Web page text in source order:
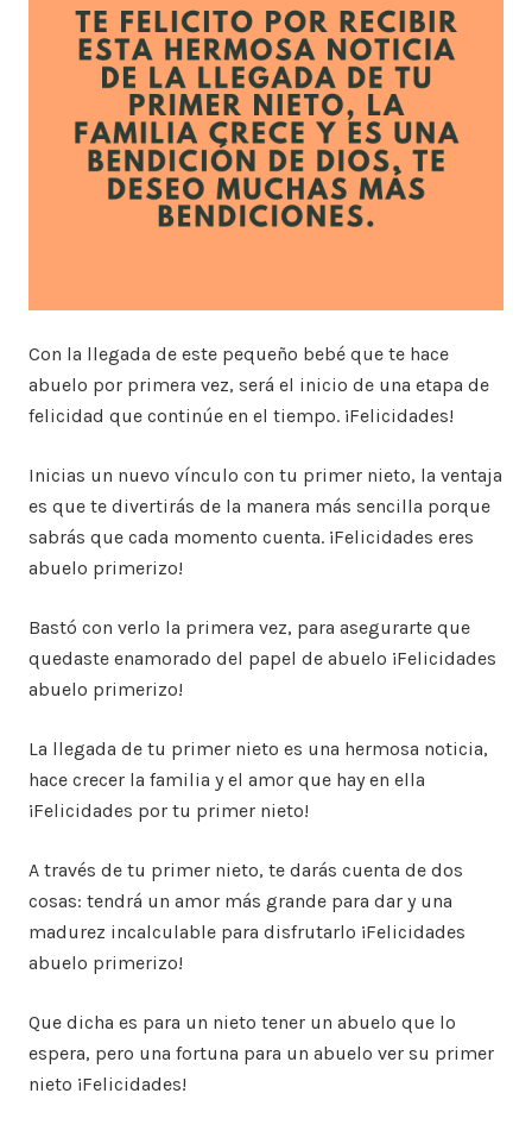
Con la llegada de este pequeño bebé que te hace
abuelo por primera vez, será el inicio de una etapa de
felicidad que continúe en el tiempo. ¡Felicidades!
Inicias un nuevo vínculo con tu primer nieto, la ventaja
es que te divertirás de la manera más sencilla porque
sabrás que cada momento cuenta. ¡Felicidades eres
abuelo primerizo!
Bastó con verlo la primera vez, para asegurarte que
quedaste enamorado del papel de abuelo ¡Felicidades
abuelo primerizo!
La llegada de tu primer nieto es una hermosa noticia,
hace crecer la familia y el amor que hay en ella
¡Felicidades por tu primer nieto!
A través de tu primer nieto, te darás cuenta de dos
cosas: tendrá un amor más grande para dar y una
madurez incalculable para disfrutarlo ¡Felicidades
abuelo primerizo!
Que dicha es para un nieto tener un abuelo que lo
espera, pero una fortuna para un abuelo ver su primer
nieto ¡Felicidades!